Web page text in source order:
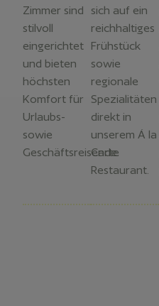
Zimmer sind
stilvoll
eingerichtet
und bieten
höchsten
Komfort für
Urlaubs-
sowie
Geschäftsreisende.
sich auf ein
reichhaltiges
Frühstück
sowie
regionale
Spezialitäten
direkt in
unserem Á la
Carte
Restaurant.